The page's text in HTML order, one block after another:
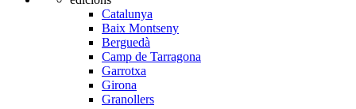
Catalunya
Baix Montseny
Berguedà
Camp de Tarragona
Garrotxa
Girona
Granollers